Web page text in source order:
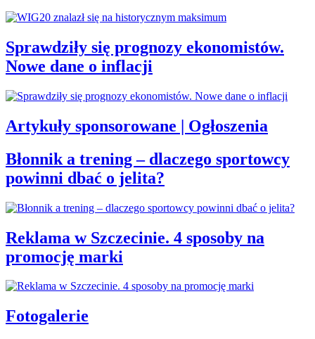
Sprawdziły się prognozy ekonomistów.
Nowe dane o inflacji
Artykuły sponsorowane | Ogłoszenia
Błonnik a trening – dlaczego sportowcy
powinni dbać o jelita?
Reklama w Szczecinie. 4 sposoby na
promocję marki
Fotogalerie